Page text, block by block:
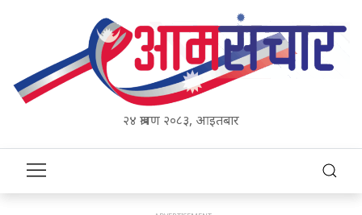
२४ श्रावण २०८३, आइतबार